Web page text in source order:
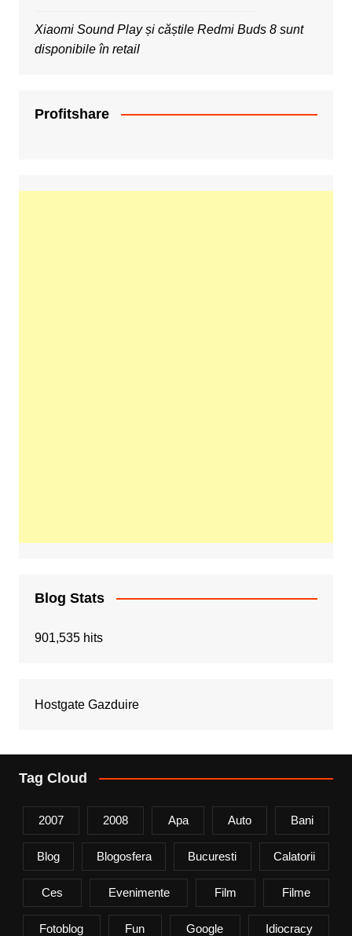
Xiaomi Sound Play și căștile Redmi Buds 8 sunt
disponibile în retail
Profitshare
Blog Stats
901,535 hits
Hostgate Gazduire
Tag Cloud
2007 2008 Apa Auto Bani
Blog Blogosfera Bucuresti Calatorii
Ces Evenimente Film Filme
Fotoblog Fun Google Idiocracy